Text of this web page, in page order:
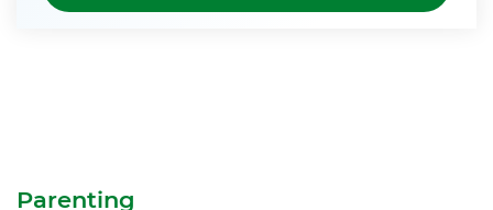
Parenting